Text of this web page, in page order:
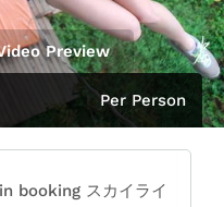
Preview
Per Person
booking スカイライ